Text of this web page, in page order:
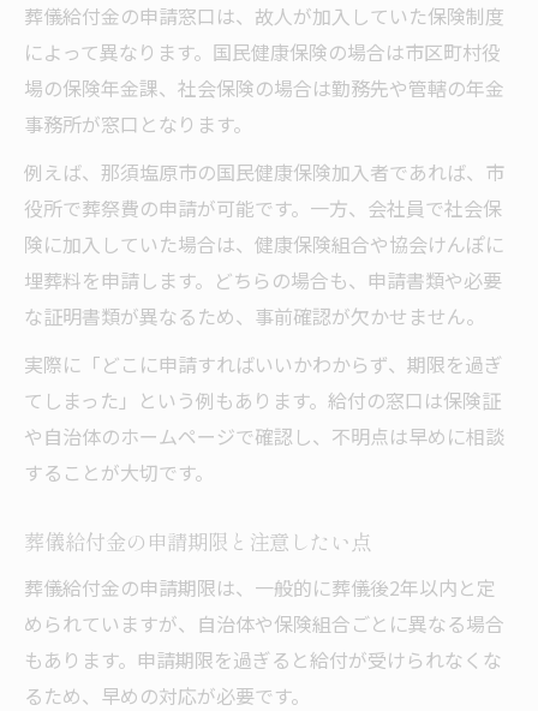
葬儀給付金の申請窓口は、故人が加入していた保険制度
によって異なります。国民健康保険の場合は市区町村役
場の保険年金課、社会保険の場合は勤務先や管轄の年金
事務所が窓口となります。
例えば、那須塩原市の国民健康保険加入者であれば、市
役所で葬祭費の申請が可能です。一方、会社員で社会保
険に加入していた場合は、健康保険組合や協会けんぽに
埋葬料を申請します。どちらの場合も、申請書類や必要
な証明書類が異なるため、事前確認が欠かせません。
実際に「どこに申請すればいいかわからず、期限を過ぎ
てしまった」という例もあります。給付の窓口は保険証
や自治体のホームページで確認し、不明点は早めに相談
することが大切です。
葬儀給付金の申請期限と注意したい点
葬儀給付金の申請期限は、一般的に葬儀後2年以内と定
められていますが、自治体や保険組合ごとに異なる場合
もあります。申請期限を過ぎると給付が受けられなくな
るため、早めの対応が必要です。